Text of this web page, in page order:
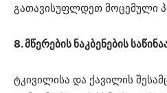
გათავისუფლდეთ მოცემული
8. მწერების ნაკბენების
ტკივილისა და ქავილის